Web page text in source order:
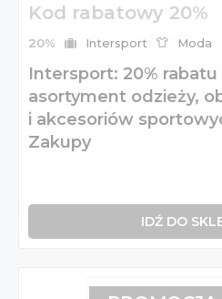
Kod rabatowy 20%
20% Intersport Moda
Intersport: 20%
asortyment odzieży,
i akcesoriów
Zakupy
IDŹ DO